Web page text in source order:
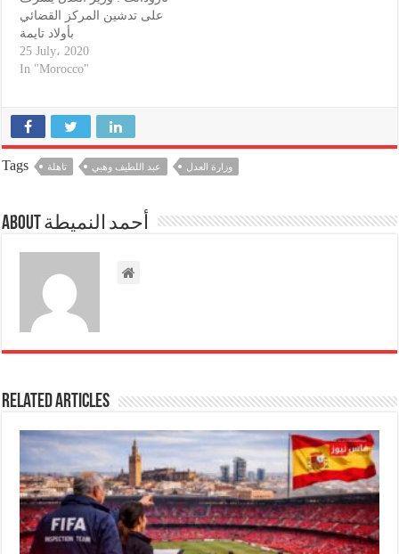
على تدشين المركز القضائي
بأولاد تايمة
25 July، 2020
In "Morocco"
Tags تاهلة عبد اللطيف وهبي وزارة العدل
About أحمد النميطة
Related Articles